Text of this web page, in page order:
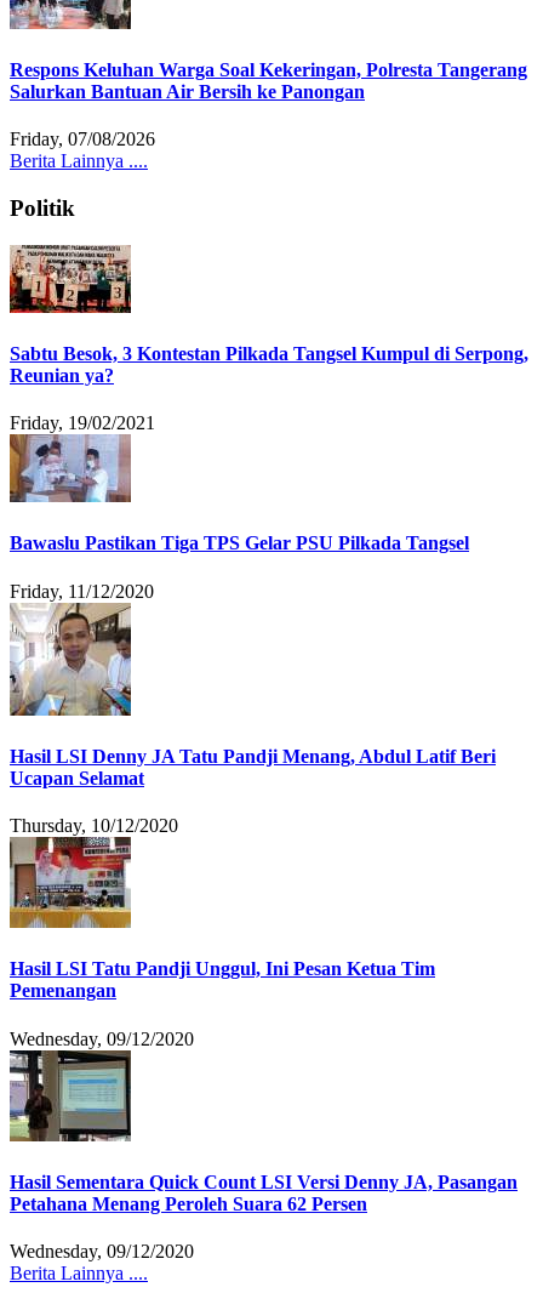
Respons Keluhan Warga Soal Kekeringan, Polresta Tangerang
Salurkan Bantuan Air Bersih ke Panongan
Friday, 07/08/2026
Berita Lainnya ....
Politik
Sabtu Besok, 3 Kontestan Pilkada Tangsel Kumpul di Serpong,
Reunian ya?
Friday, 19/02/2021
Bawaslu Pastikan Tiga TPS Gelar PSU Pilkada Tangsel
Friday, 11/12/2020
Hasil LSI Denny JA Tatu Pandji Menang, Abdul Latif Beri
Ucapan Selamat
Thursday, 10/12/2020
Hasil LSI Tatu Pandji Unggul, Ini Pesan Ketua Tim
Pemenangan
Wednesday, 09/12/2020
Hasil Sementara Quick Count LSI Versi Denny JA, Pasangan
Petahana Menang Peroleh Suara 62 Persen
Wednesday, 09/12/2020
Berita Lainnya ....